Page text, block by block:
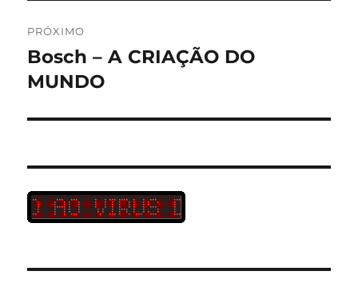
PRÓXIMO
Próximo
post:
Bosch – A CRIAÇÃO DO
MUNDO